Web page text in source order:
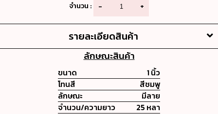
จำนวน : - +
รายละเอียดสินค้า
ลักษณะสินค้า
ขนาด
1 นิ้ว
โทนสี
สีชมพู
ลักษณะ
มีลาย
จำนวน/ความยาว
25 หลา